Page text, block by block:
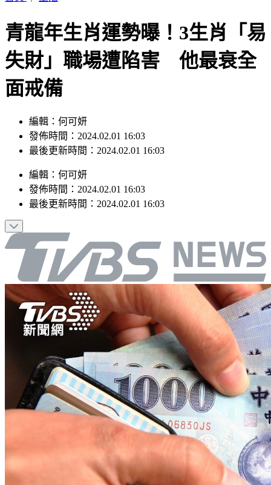
青龍年生肖運勢曝！3生肖「易
失財」職場遭陷害 他最衰全
面戒備
編輯：何可妍
發佈時間：2024.02.01 16:03
編輯：何可妍
發佈時間：2024.02.01 16:03